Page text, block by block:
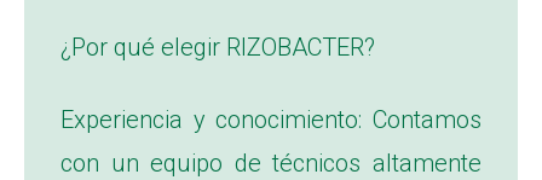
¿Por qué elegir RIZOBACTER?
Experiencia y conocimiento: Contamos
con un equipo de técnicos altamente